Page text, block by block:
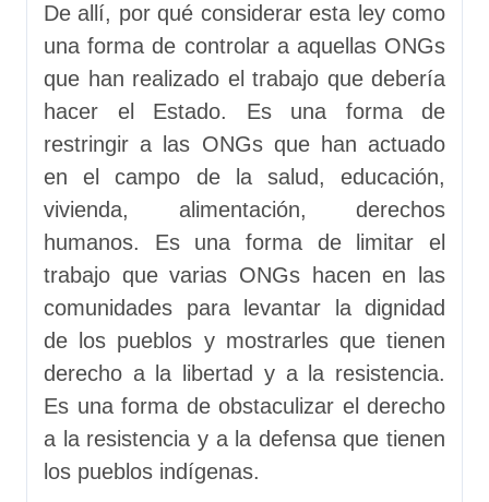
De allí, por qué considerar esta ley como
una forma de controlar a aquellas ONGs
que han realizado el trabajo que debería
hacer el Estado. Es una forma de
restringir a las ONGs que han actuado
en el campo de la salud, educación,
vivienda, alimentación, derechos
humanos. Es una forma de limitar el
trabajo que varias ONGs hacen en las
comunidades para levantar la dignidad
de los pueblos y mostrarles que tienen
derecho a la libertad y a la resistencia.
Es una forma de obstaculizar el derecho
a la resistencia y a la defensa que tienen
los pueblos indígenas.